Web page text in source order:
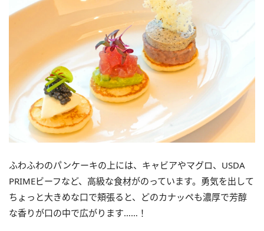
ふわふわのパンケーキの上には、キャビアやマグロ、USDA
PRIMEビーフなど、高級な食材がのっています。勇気を出して
ちょっと大きめな口で頬張ると、どのカナッペも濃厚で芳醇
な香りが口の中で広がります……！